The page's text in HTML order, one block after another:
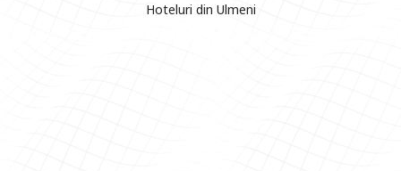
Hoteluri din Ulmeni